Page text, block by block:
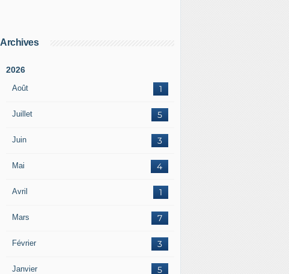
Archives
2026
Août 1
Juillet 5
Juin 3
Mai 4
Avril 1
Mars 7
Février 3
Janvier 5